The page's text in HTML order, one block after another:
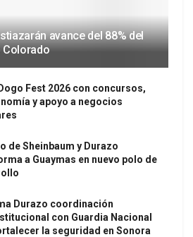
avance del 88% del
Colorado
Fest 2026 con concursos,
y apoyo a negocios
de Sheinbaum y Durazo
a Guaymas en nuevo polo de
Durazo coordinación
con Guardia Nacional
la seguridad en Sonora